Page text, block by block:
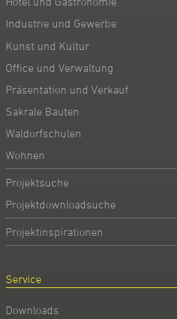
Industrie und Gewerbe
Kunst und Kultur
Office und Verwaltung
Präsentation und Verkauf
Sakrale Bauten
Waldorfschulen
Wohnen
Projektsuche
Projektdownloadsuche
Projektinspirationen
Service
Downloads